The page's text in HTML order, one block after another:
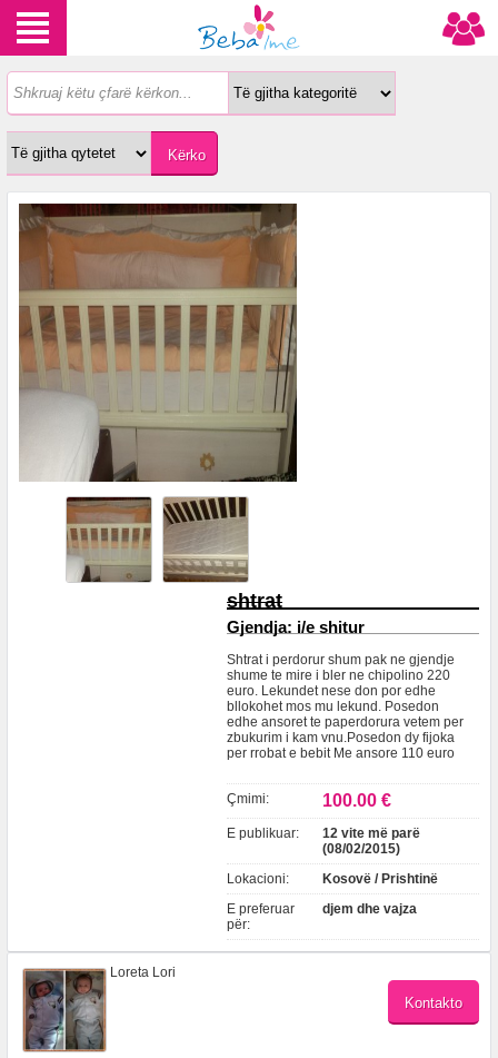
shtrat
Gjendja: i/e shitur
Shtrat i perdorur shum pak ne gjendje
shume te mire i bler ne chipolino 220
euro. Lekundet nese don por edhe
bllokohet mos mu lekund. Posedon
edhe ansoret te paperdorura vetem per
zbukurim i kam vnu.Posedon dy fijoka
per rrobat e bebit Me ansore 110 euro
Çmimi: 100.00 €
E publikuar:
12 vite më parë
(08/02/2015)
Lokacioni:
Kosovë / Prishtinë
E preferuar
për:
djem dhe vajza
Loreta Lori